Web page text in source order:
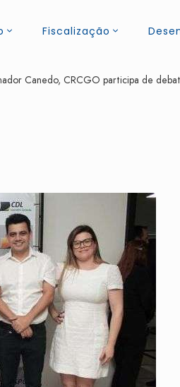
Fiscalização
Canedo, CRCGO participa de